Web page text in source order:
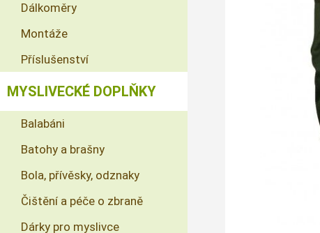
Dálkoměry
Montáže
Příslušenství
MYSLIVECKÉ DOPLŇKY
Balabáni
Batohy a brašny
Bola, přívěsky, odznaky
Čištění a péče o zbraně
Dárky pro myslivce